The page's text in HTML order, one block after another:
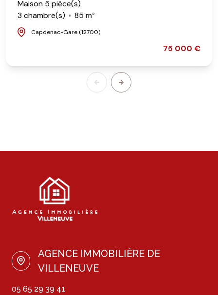
Maison 5 pièce(s)
3 chambre(s)
85 m²
Capdenac-Gare (12700)
75 000 €
AGENCE IMMOBILIÈRE DE
VILLENEUVE
05 65 29 39 41